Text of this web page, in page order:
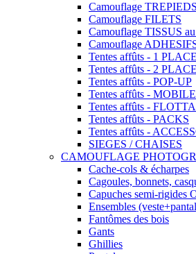
Camouflage TREPIEDS
Camouflage FILETS
Camouflage TISSUS
Camouflage
Tentes affûts - 1 PLACE
Tentes affûts - 2
Tentes affûts - POP-UP
Tentes affûts -
Tentes affûts -
Tentes affûts - PACKS
Tentes affûts -
SIEGES / CHAISES
CAMOUFLAGE
Cache-cols & écharpes
Cagoules, bonnets,
Capuches semi-rigides
Ensembles
Fantômes des bois
Gants
Ghillies